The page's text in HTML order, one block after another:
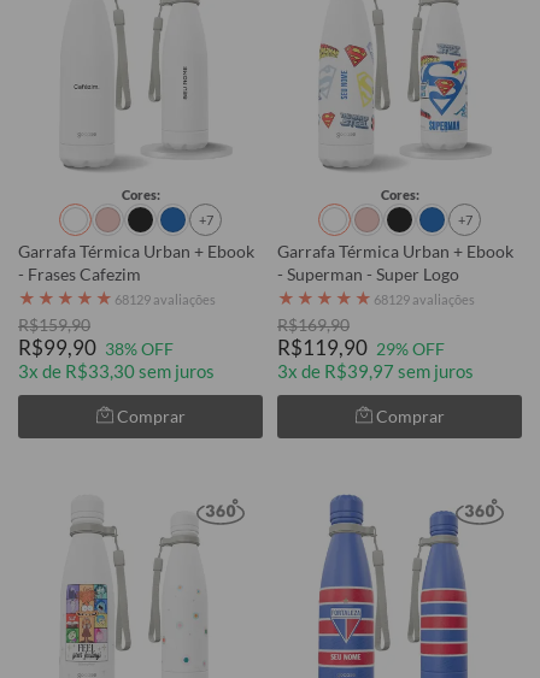
Cores:
+7
Garrafa Térmica Urban + Ebook
- Frases Cafezim
★ ★ ★ ★ ★ 68129 avaliações
R$159,90
R$99,90 38% OFF
3x de R$33,30 sem juros
Comprar
Cores:
+7
Garrafa Térmica Urban + Ebook
- Superman - Super Logo
★ ★ ★ ★ ★ 68129 avaliações
R$169,90
R$119,90 29% OFF
3x de R$39,97 sem juros
Comprar